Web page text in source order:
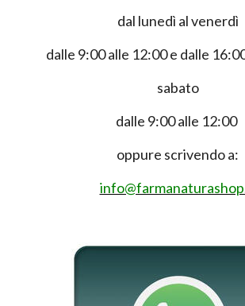
dal lunedì al venerdì
dalle 9:00 alle 12:00 e dalle
sabato
dalle 9:00 alle 12:00
oppure scrivendo a: